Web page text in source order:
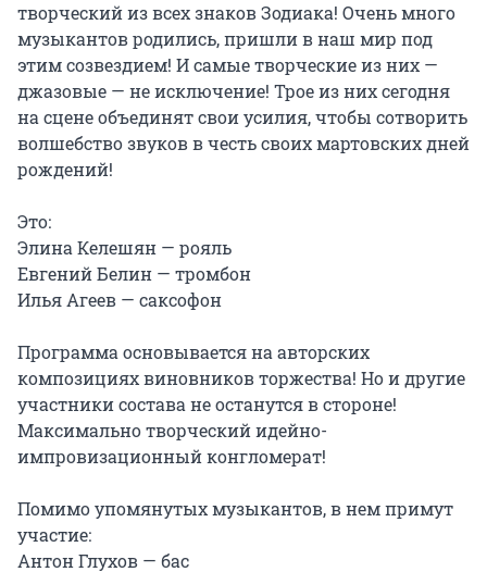
творческий из всех знаков Зодиака! Очень много
музыкантов родились, пришли в наш мир под
этим созвездием! И самые творческие из них —
джазовые — не исключение! Трое из них сегодня
на сцене объединят свои усилия, чтобы сотворить
волшебство звуков в честь своих мартовских дней
рождений!
Это:
Элина Келешян — рояль
Евгений Белин — тромбон
Илья Агеев — саксофон
Программа основывается на авторских
композициях виновников торжества! Но и другие
участники состава не останутся в стороне!
Максимально творческий идейно-
импровизационный конгломерат!
Помимо упомянутых музыкантов, в нем примут
участие:
Антон Глухов — бас